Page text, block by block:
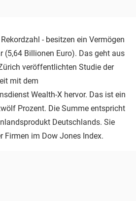
- besitzen ein Vermögen
(5,64 Billionen Euro). Das geht aus
veröffentlichten Studie der
mit dem
Wealth-X hervor. Das ist ein
Prozent. Die Summe entspricht
Deutschlands. Sie
Firmen im Dow Jones Index.